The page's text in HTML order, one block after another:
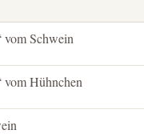
vom Schwein
vom Hühnchen